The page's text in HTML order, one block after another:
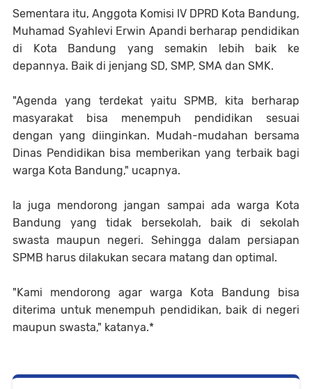
Sementara itu, Anggota Komisi IV DPRD Kota Bandung,
Muhamad Syahlevi Erwin Apandi berharap pendidikan
di Kota Bandung yang semakin lebih baik ke
depannya. Baik di jenjang SD, SMP, SMA dan SMK.
"Agenda yang terdekat yaitu SPMB, kita berharap
masyarakat bisa menempuh pendidikan sesuai
dengan yang diinginkan. Mudah-mudahan bersama
Dinas Pendidikan bisa memberikan yang terbaik bagi
warga Kota Bandung," ucapnya.
Ia juga mendorong jangan sampai ada warga Kota
Bandung yang tidak bersekolah, baik di sekolah
swasta maupun negeri. Sehingga dalam persiapan
SPMB harus dilakukan secara matang dan optimal.
"Kami mendorong agar warga Kota Bandung bisa
diterima untuk menempuh pendidikan, baik di negeri
maupun swasta," katanya.*